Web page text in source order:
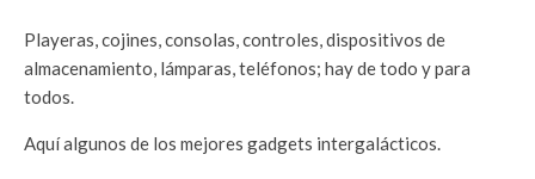
Playeras, cojines, consolas, controles, dispositivos de
almacenamiento, lámparas, teléfonos; hay de todo y para
todos.
Aquí algunos de los mejores gadgets intergalácticos.